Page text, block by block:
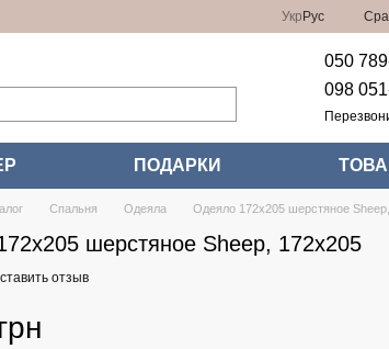
Укр Рус
050
098
ПОДАРКИ
Спальня Одеяла Одеяло 172х205 шерстяное
шерстяное Sheep, 172x205
отзыв